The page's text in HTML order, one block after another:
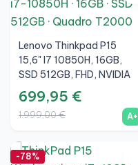
Lenovo Thinkpad P15
15,6" I7 10850H, 16GB,
SSD 512GB, FHD, NVIDIA
Quadro T2000 Max-Q
4GB, A+
699,95 €
1.999,00 € A+
-78%